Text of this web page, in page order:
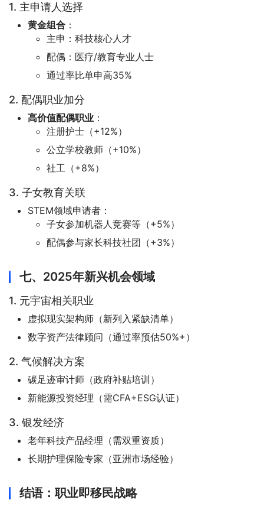
1. 主申请人选择
黄金组合 ：
主申：科技核心人才
配偶：医疗/教育专业人士
通过率比单申高35%
2. 配偶职业加分
高价值配偶职业 ：
注册护士（+12%）
公立学校教师（+10%）
社工（+8%）
3. 子女教育关联
STEM领域申请者：
子女参加机器人竞赛等（+5%）
配偶参与家长科技社团（+3%）
七、2025年新兴机会领域
1. 元宇宙相关职业
虚拟现实架构师（新列入紧缺清单）
数字资产法律顾问（通过率预估50%+）
2. 气候解决方案
碳足迹审计师（政府补贴培训）
新能源投资经理（需CFA+ESG认证）
3. 银发经济
老年科技产品经理（需双重资质）
长期护理保险专家（亚洲市场经验）
结语：职业即移民战略